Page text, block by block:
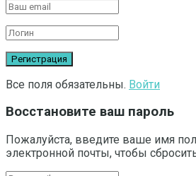
Все поля обязательны. Войти
Восстановите ваш пароль
Пожалуйста, введите ваше имя
электронной почты, чтобы